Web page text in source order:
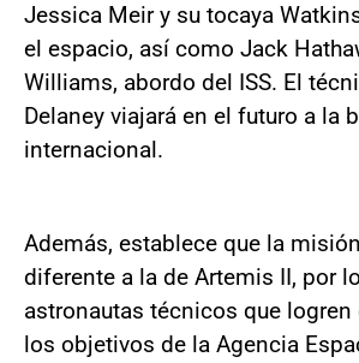
Jessica Meir y su tocaya
el espacio, así como Jack
Williams, abordo del ISS. El
Delaney viajará en el futuro a la
internacional.
Además, establece que la
diferente a la de Artemis II, por
astronautas técnicos que
los objetivos de la Agencia